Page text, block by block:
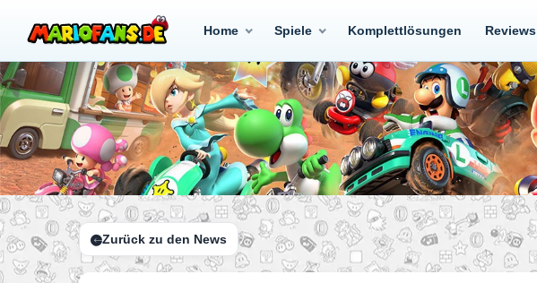
Home Spiele Komplettlösungen Reviews
Zurück zu den News